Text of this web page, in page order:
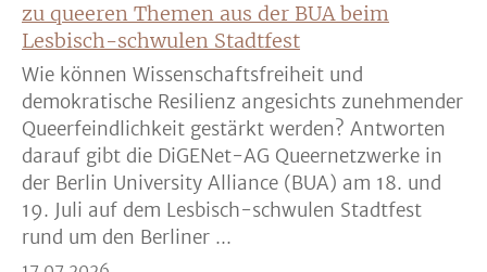
zu queeren Themen aus der BUA beim
Lesbisch-schwulen Stadtfest
Wie können Wissenschaftsfreiheit und
demokratische Resilienz angesichts zunehmender
Queerfeindlichkeit gestärkt werden? Antworten
darauf gibt die DiGENet-AG Queernetzwerke in
der Berlin University Alliance (BUA) am 18. und
19. Juli auf dem Lesbisch-schwulen Stadtfest
rund um den Berliner ...